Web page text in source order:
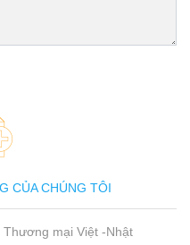
CỦA CHÚNG TÔI
Thương mại Việt -Nhật